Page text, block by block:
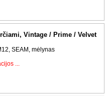
Vintage / Prime / Velvet
SEAM, mėlynas
...